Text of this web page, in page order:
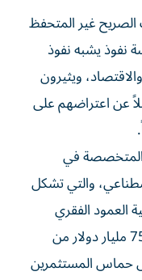
غير المتحفظ
نفوذ يشبه نفوذ
ويثيرون
عن اعتراضهم على
في
والتي تشكل
العمود الفقري
لإمبراطوريته، في جمع رقم قياسي بلغ 75 مليار دولار من
حماس المستثمرين